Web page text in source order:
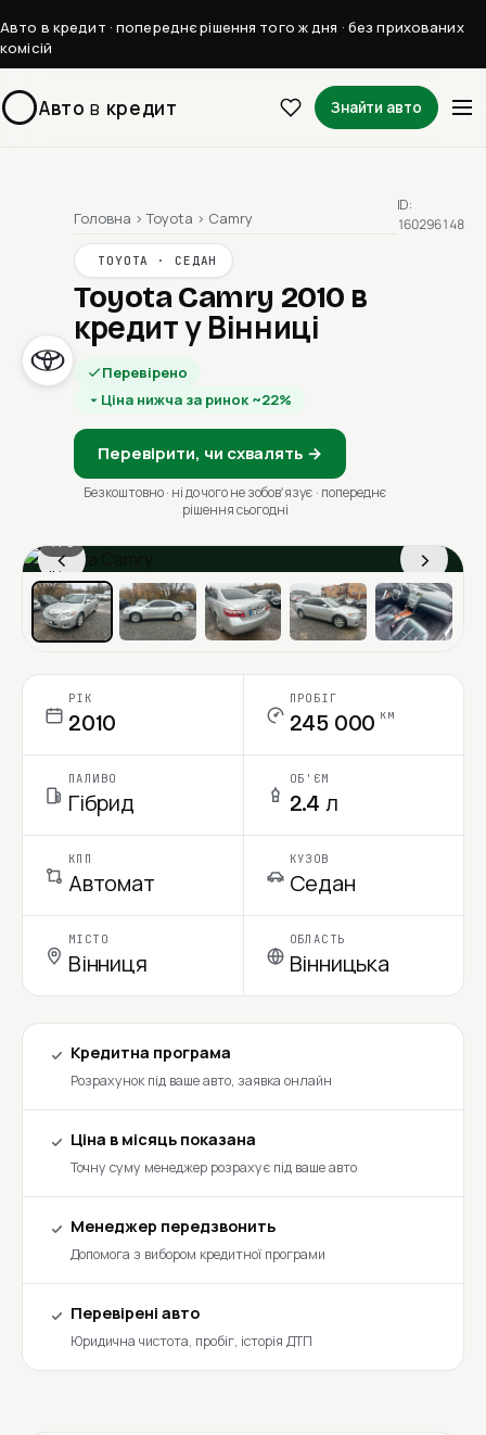
Авто в кредит · попереднє рішення того ж дня · без прихованих
комісій
Авто в кредит Знайти авто
Головна › Toyota › Camry
TOYOTA · СЕДАН
Toyota Camry 2010 в
кредит у Вінниці
Перевірено
Ціна нижча за ринок ~22%
Перевірити, чи схвалять →
Безкоштовно · ні до чого не зобовʼязує · попереднє
рішення сьогодні
ID:
160296148
‹ ›
1 / 6
Ціна в місяць
РІК
2010
ПРОБІГ
245 000 км
ПАЛИВО
Гібрид
ОБ'ЄМ
2.4 л
КПП
Автомат
КУЗОВ
Седан
МІСТО
Вінниця
ОБЛАСТЬ
Вінницька
Кредитна програма
Розрахунок під ваше авто, заявка онлайн
Ціна в місяць показана
Точну суму менеджер розрахує під ваше авто
Менеджер передзвонить
Допомога з вибором кредитної програми
Перевірені авто
Юридична чистота, пробіг, історія ДТП